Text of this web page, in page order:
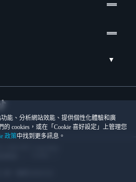
能、分析網站效能、提供個性化體驗和廣
cookies，或在「Cookie 喜好設定」上管理您
政策中找到更多訊息。
一編號16003518